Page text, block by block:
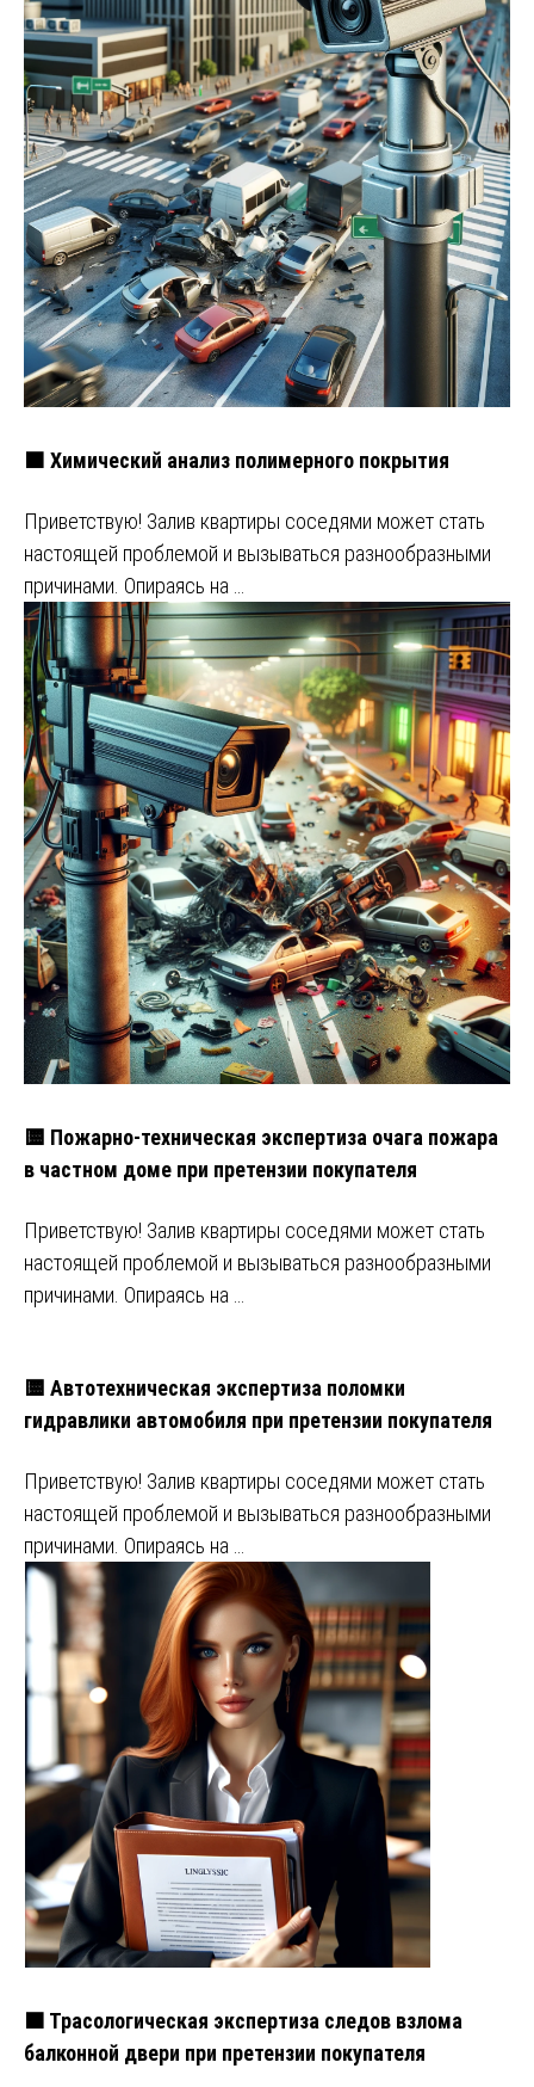
🟧 Химический анализ полимерного покрытия
Приветствую! Залив квартиры соседями может стать
настоящей проблемой и вызываться разнообразными
причинами. Опираясь на …
🟨 Пожарно-техническая экспертиза очага пожара
в частном доме при претензии покупателя
Приветствую! Залив квартиры соседями может стать
настоящей проблемой и вызываться разнообразными
причинами. Опираясь на …
🟨 Автотехническая экспертиза поломки
гидравлики автомобиля при претензии покупателя
Приветствую! Залив квартиры соседями может стать
настоящей проблемой и вызываться разнообразными
причинами. Опираясь на …
🟧 Трасологическая экспертиза следов взлома
балконной двери при претензии покупателя